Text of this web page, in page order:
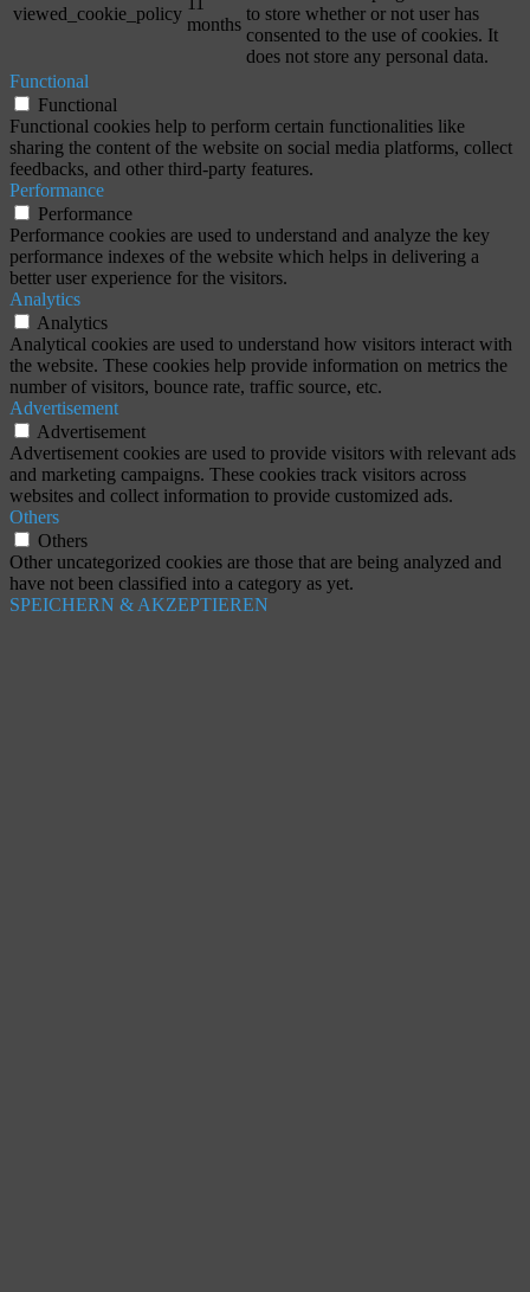
viewed_cookie_policy
months
to store whether or not user has
consented to the use of cookies. It
does not store any personal data.
Functional
Functional
Functional cookies help to perform certain functionalities like
sharing the content of the website on social media platforms, collect
feedbacks, and other third-party features.
Performance
Performance
Performance cookies are used to understand and analyze the key
performance indexes of the website which helps in delivering a
better user experience for the visitors.
Analytics
Analytics
Analytical cookies are used to understand how visitors interact with
the website. These cookies help provide information on metrics the
number of visitors, bounce rate, traffic source, etc.
Advertisement
Advertisement
Advertisement cookies are used to provide visitors with relevant ads
and marketing campaigns. These cookies track visitors across
websites and collect information to provide customized ads.
Others
Others
Other uncategorized cookies are those that are being analyzed and
have not been classified into a category as yet.
SPEICHERN & AKZEPTIEREN